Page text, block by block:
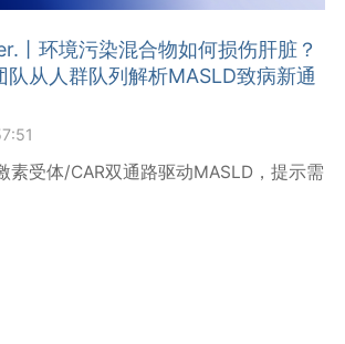
丨环境污染混合物如何损伤肝脏？
队从人群队列解析MASLD致病新通
素受体/CAR双通路驱动MASLD，提示需